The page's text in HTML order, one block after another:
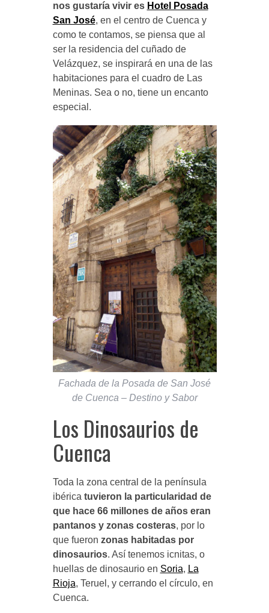
nos gustaría vivir es Hotel Posada
San José, en el centro de Cuenca y
como te contamos, se piensa que al
ser la residencia del cuñado de
Velázquez, se inspirará en una de las
habitaciones para el cuadro de Las
Meninas. Sea o no, tiene un encanto
especial.
Fachada de la Posada de San José
de Cuenca – Destino y Sabor
Los Dinosaurios de
Cuenca
Toda la zona central de la península
ibérica tuvieron la particularidad de
que hace 66 millones de años eran
pantanos y zonas costeras, por lo
que fueron zonas habitadas por
dinosaurios. Así tenemos icnitas, o
huellas de dinosaurio en Soria, La
Rioja, Teruel, y cerrando el círculo, en
Cuenca.